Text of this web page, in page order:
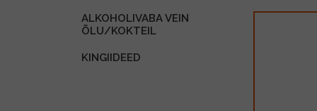
ALKOHOLIVABA VEIN
ÕLU/KOKTEIL
KINGIIDEED